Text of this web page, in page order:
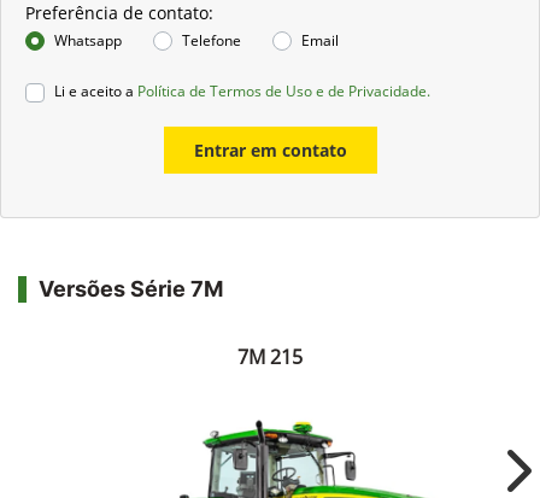
Preferência de contato:
Whatsapp Telefone Email
Li e aceito a Política de Termos de Uso e de Privacidade.
Entrar em contato
Versões Série 7M
7M 215